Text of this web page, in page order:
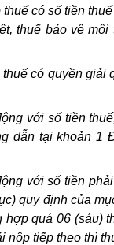
có số tiền
thuế bảo vệ
có quyền giải
với số tiền
dẫn tại khoản 1
với số tiền
quy định của
quá 06 (sáu)
nộp tiếp theo thì